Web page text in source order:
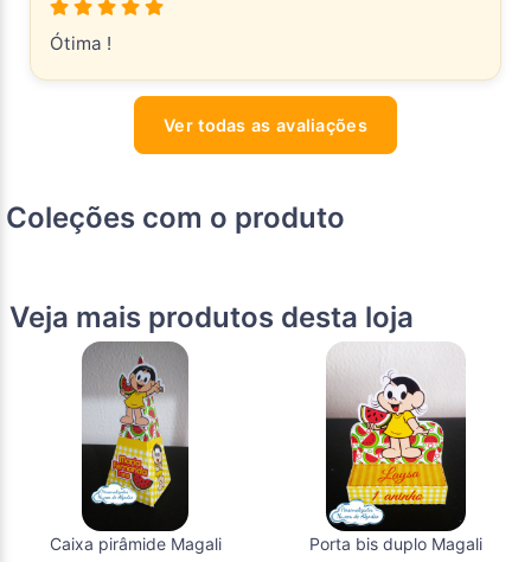
Ótima !
Ver todas as avaliações
Coleções com o produto
Veja mais produtos desta loja
Caixa pirâmide Magali Porta bis duplo Magali